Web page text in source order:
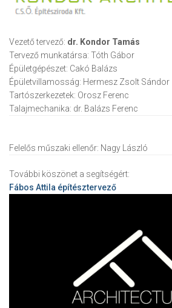
Vezető tervező: dr. Kondor Tamás
Tervező munkatársa: Tóth Gábor
Épületgépészet: Cakó Balázs
Épületvillamosság: Hermesz Zsolt Sándor
Tartószerkezetek: Orosz Ferenc
Talajmechanika: dr. Balázs Ferenc
Felelős műszaki ellenőr: Nagy László
További köszönet a segítségért:
Fábos Attila építésztervező